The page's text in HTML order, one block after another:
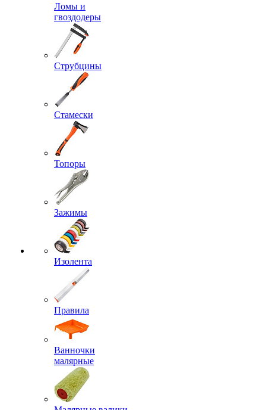
Ломы и
гвоздодеры
Струбцины
Стамески
Топоры
Зажимы
Изолента
Правила
Ванночки
малярные